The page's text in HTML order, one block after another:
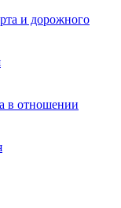
и дорожного
в отношении